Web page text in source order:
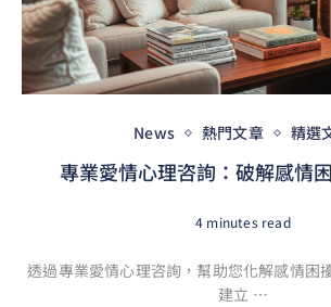
News 熱門文章 精選
專業愛情心理咨詢：破解感情
4 minutes read
透過專業愛情心理咨詢，幫助您化解感情困
建立 …